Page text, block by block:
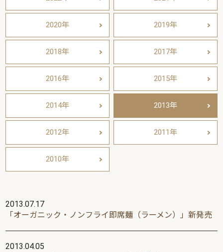
2020年 2019年
2018年 2017年
2016年 2015年
2014年 2013年
2012年 2011年
2010年
2013.07.17
「オーガニック・ノンフライ即席麺（ラーメン）」新発売
2013.04.05